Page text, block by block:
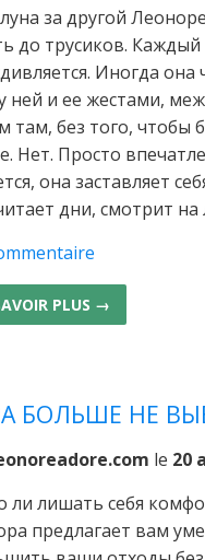
за другой
до трусиков.
Иногда она
ней и ее жестами,
там, без того, чтобы
Нет. Просто
она заставляет
дни, смотрит на
PLUS →
БОЛЬШЕ НЕ
le 20
ли лишать себя
предлагает вам